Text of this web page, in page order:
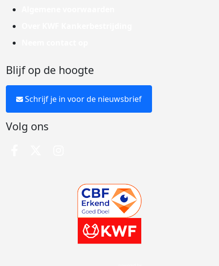
Blijf op de hoogte
Schrijf je in voor de nieuwsbrief
Volg ons